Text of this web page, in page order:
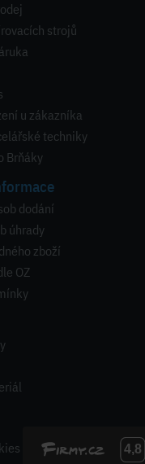
strojů
u zákazníka
techniky
Brňáky
dodání
úhrady
zboží
OZ